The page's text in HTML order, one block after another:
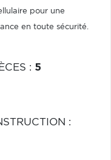
pour une
en toute sécurité.
: 5
: